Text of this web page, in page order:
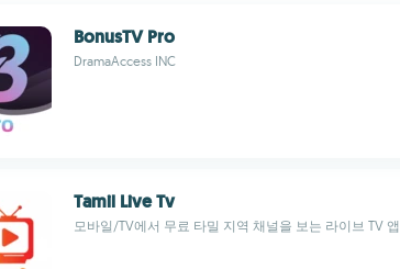
BonusTV Pro
DramaAccess INC
Tamil Live Tv
모바일/TV에서 무료 타밀 지역 채널을 보는 라이브 TV 앱